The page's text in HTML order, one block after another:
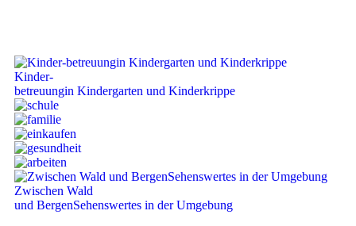
Kinder-
betreuungin Kindergarten und Kinderkrippe
Zwischen Wald
und BergenSehenswertes in der Umgebung